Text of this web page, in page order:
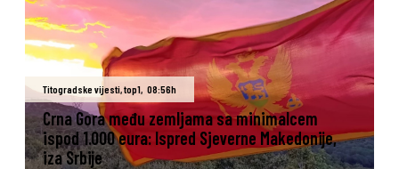
Titogradske vijesti,top1, 08:56h
Crna Gora među zemljama sa minimalcem
ispod 1.000 eura: Ispred Sjeverne Makedonije,
iza Srbije